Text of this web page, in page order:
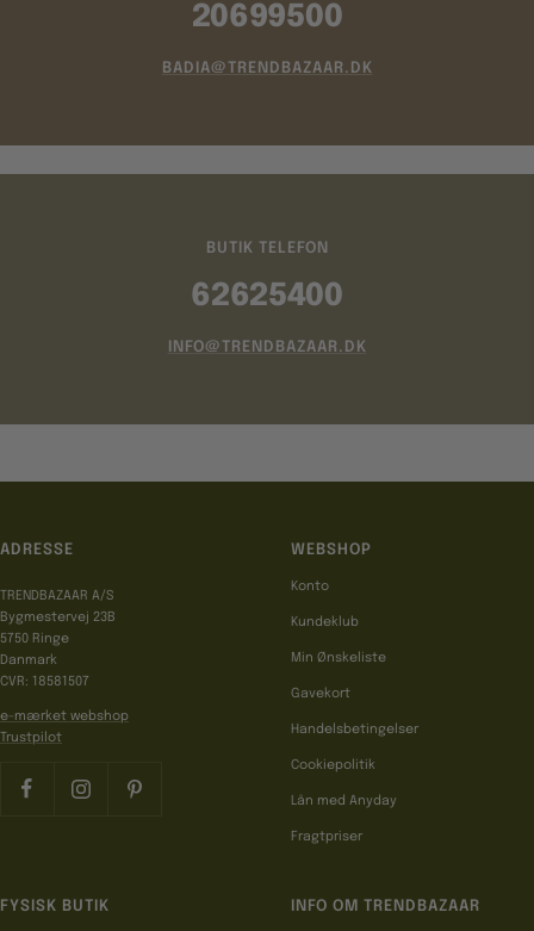
20699500
BADIA@TRENDBAZAAR.DK
BUTIK TELEFON
62625400
INFO@TRENDBAZAAR.DK
ADRESSE
TRENDBAZAAR A/S
Bygmestervej 23B
5750 Ringe
Danmark
CVR: 18581507
e-mærket webshop
Trustpilot
WEBSHOP
Konto
Kundeklub
Min Ønskeliste
Gavekort
Handelsbetingelser
Cookiepolitik
Lån med Anyday
Fragtpriser
FYSISK BUTIK INFO OM TRENDBAZAAR